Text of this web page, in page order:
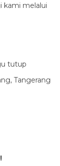
kami melalui
tutup
Tangerang